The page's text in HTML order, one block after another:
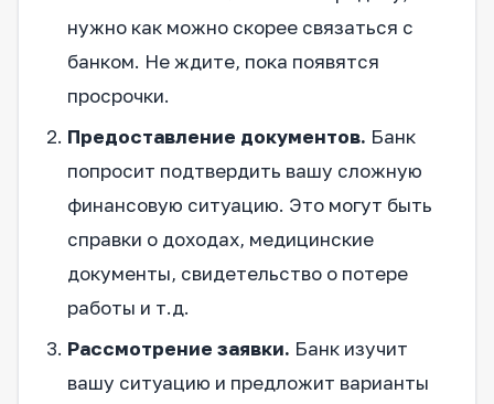
нужно как можно скорее связаться с
банком. Не ждите, пока появятся
просрочки.
Предоставление документов. Банк
попросит подтвердить вашу сложную
финансовую ситуацию. Это могут быть
справки о доходах, медицинские
документы, свидетельство о потере
работы и т.д.
Рассмотрение заявки. Банк изучит
вашу ситуацию и предложит варианты